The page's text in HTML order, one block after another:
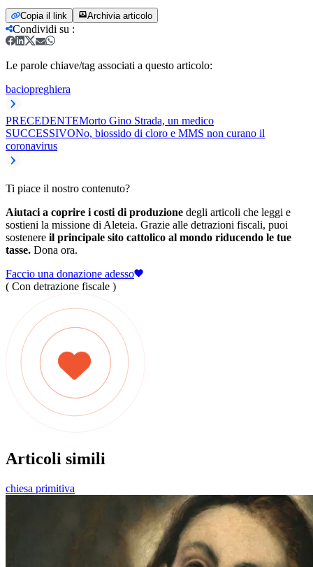
Copia il link Archivia articolo
Condividi su :
Le parole chiave/tag associati a questo articolo:
baciopreghiera
PRECEDENTEMorto Gino Strada, un medico
SUCCESSIVONo, biossido di cloro e MMS non curano il
coronavirus
Ti piace il nostro contenuto?
Aiutaci a coprire i costi di produzione degli articoli che leggi e
sostieni la missione di Aleteia. Grazie alle detrazioni fiscali, puoi
sostenere il principale sito cattolico al mondo riducendo le tue
tasse. Dona ora.
Faccio una donazione adesso
( Con detrazione fiscale )
Articoli simili
chiesa primitiva